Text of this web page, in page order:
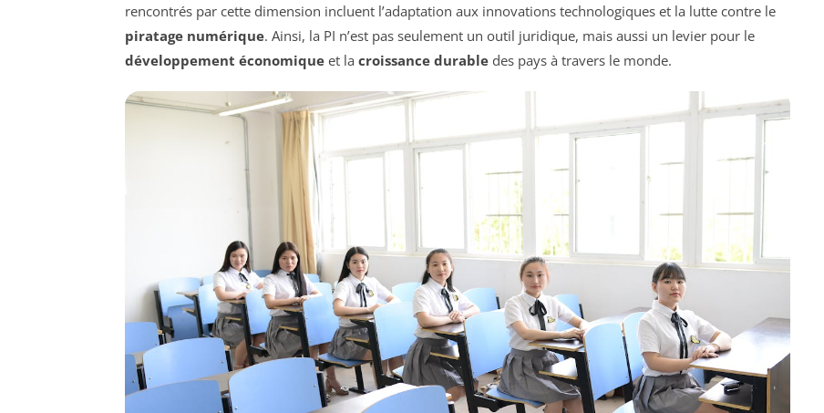
rencontrés par cette dimension incluent l’adaptation aux innovations technologiques et la lutte contre le
piratage numérique. Ainsi, la PI n’est pas seulement un outil juridique, mais aussi un levier pour le
développement économique et la croissance durable des pays à travers le monde.